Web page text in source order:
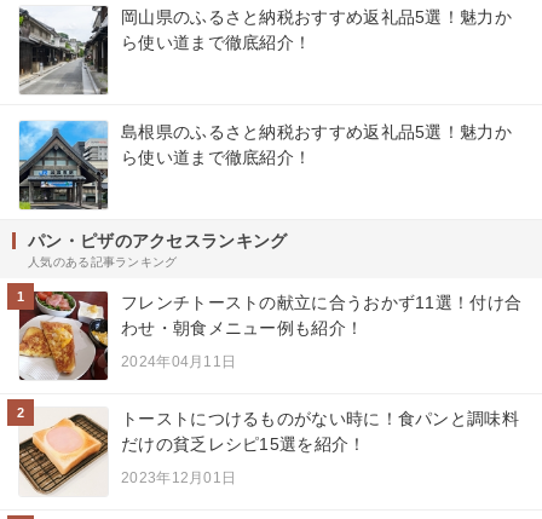
岡山県のふるさと納税おすすめ返礼品5選！魅力か
ら使い道まで徹底紹介！
島根県のふるさと納税おすすめ返礼品5選！魅力か
ら使い道まで徹底紹介！
パン・ピザのアクセスランキング
人気のある記事ランキング
1
フレンチトーストの献立に合うおかず11選！付け合
わせ・朝食メニュー例も紹介！
2024年04月11日
2
トーストにつけるものがない時に！食パンと調味料
だけの貧乏レシピ15選を紹介！
2023年12月01日